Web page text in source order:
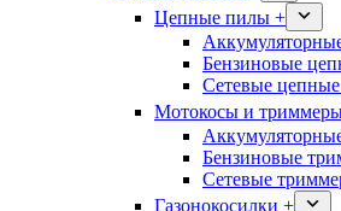
Цепные пилы +
Бензиновые
Сетевые
Мотокосы и
Бензиновые
Сетевые
Газонокосилки +